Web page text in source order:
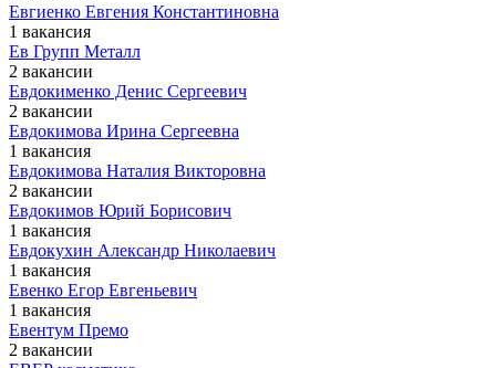
Евгиенко Евгения Константиновна
1 вакансия
Ев Групп Металл
2 вакансии
Евдокименко Денис Сергеевич
2 вакансии
Евдокимова Ирина Сергеевна
1 вакансия
Евдокимова Наталия Викторовна
2 вакансии
Евдокимов Юрий Борисович
1 вакансия
Евдокухин Александр Николаевич
1 вакансия
Евенко Егор Евгеньевич
1 вакансия
Евентум Премо
2 вакансии